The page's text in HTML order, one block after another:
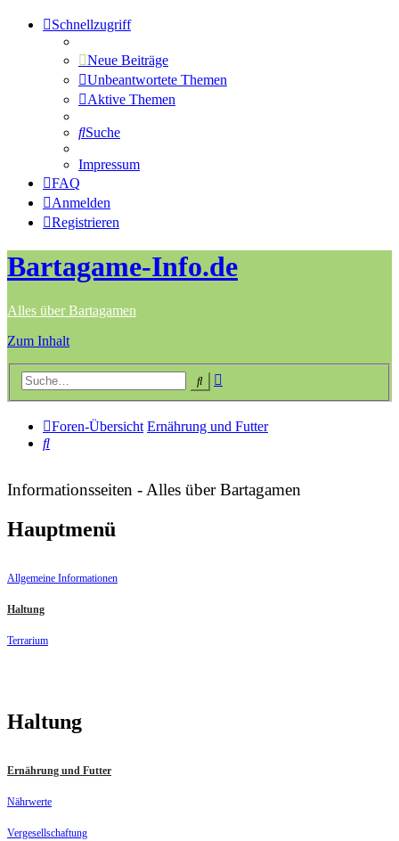
Schnellzugriff
Neue Beiträge
Unbeantwortete Themen
Aktive Themen
Suche
Impressum
FAQ
Anmelden
Registrieren
Bartagame-Info.de
Alles über Bartagamen
Zum Inhalt
Suche
Foren-Übersicht Ernährung und Futter
Suche
Informationsseiten - Alles über Bartagamen
Hauptmenü
Allgemeine Informationen
Haltung
Terrarium
Haltung
Ernährung und Futter
Nährwerte
Vergesellschaftung